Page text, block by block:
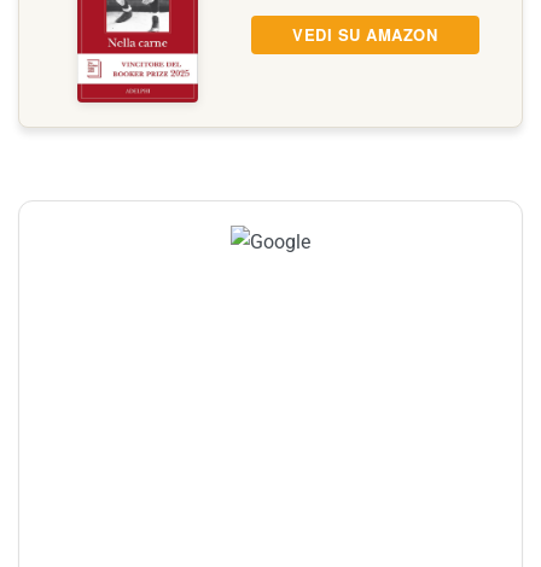
VEDI SU AMAZON